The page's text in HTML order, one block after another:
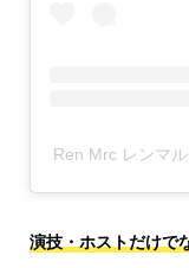
Ren Mrc レンマ
演技・ホストだけで